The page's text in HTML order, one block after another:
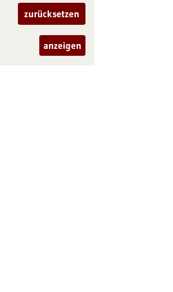
zurücksetzen
anzeigen